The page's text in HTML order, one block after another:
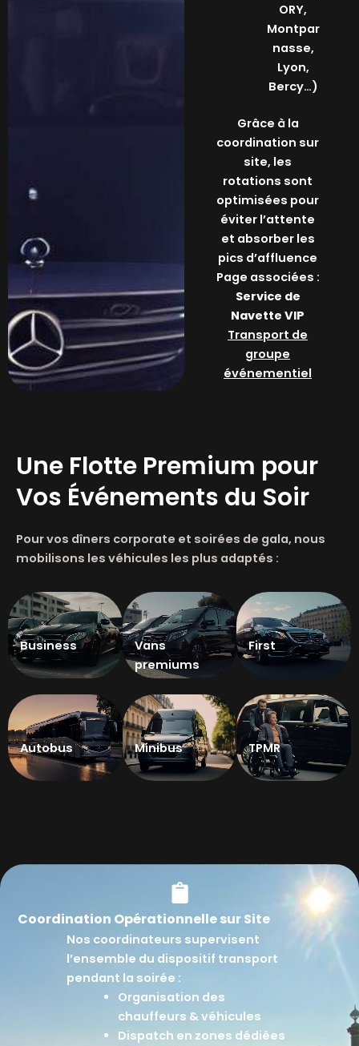
ORY,
Montpar
nasse,
Lyon,
Bercy…)
Grâce à la
coordination sur
site, les
rotations sont
optimisées pour
éviter l’attente
et absorber les
pics d’affluence
Page associées :
Service de
Navette VIP
Transport de
groupe
événementiel
Une Flotte Premium pour
Vos Événements du Soir
Pour vos dîners corporate et soirées de gala, nous
mobilisons les véhicules les plus adaptés :
Business
Vans
premiums
First
Autobus Minibus TPMR
Coordination Opérationnelle sur Site
Nos coordinateurs supervisent
l’ensemble du dispositif transport
pendant la soirée :
Organisation des
chauffeurs & véhicules
Dispatch en zones dédiées